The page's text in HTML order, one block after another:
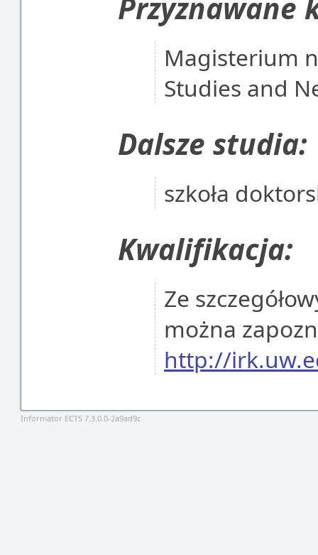
Przyznawane
Magisterium
Studies and
Dalsze studia:
szkoła
Kwalifikacja:
Ze
można
http://
Informator ECTS 7.3.0.0-2a9ad9c